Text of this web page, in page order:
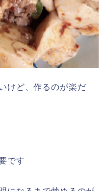
けど、作るのが楽だ
です